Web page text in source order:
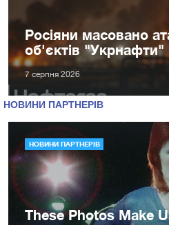
Росіяни масовано
об'єктів "Укрнафти"
7 серпня 2026